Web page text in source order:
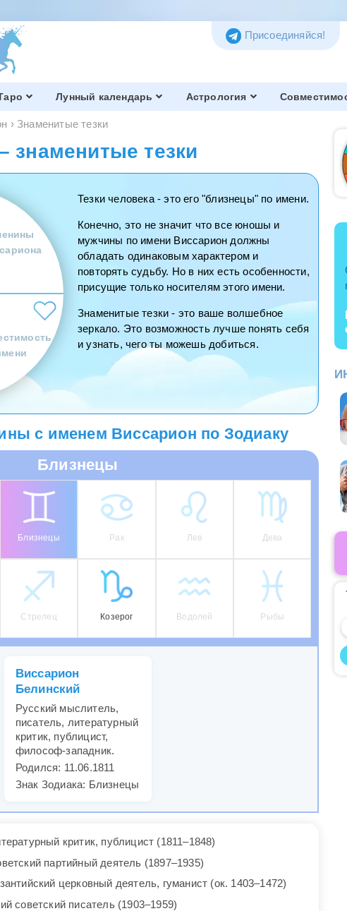
Присоединяйся!
Лунный календарь Астрология
› Знаменитые тезки
знаменитые тезки
Тезки человека - это его "близнецы" по имени.
Конечно, это не значит что все юношы и
мужчины по имени Виссарион должны
обладать одинаковым характером и
повторять судьбу. Но в них есть особенности,
присущие только носителям этого имени.
Знаменитые тезки - это ваше волшебное
зеркало. Это возможность лучше понять себя
и узнать, чего ты можешь добиться.
с именем Виссарион по Зодиаку
Близнецы
Близнецы Рак Лев Дева
Стрелец Козерог Водолей Рыбы
Виссарион
Белинский
Русский мыслитель,
писатель, литературный
критик, публицист,
философ-западник.
Родился: 11.06.1811
Знак Зодиака: Близнецы
критик, публицист (1811–1848)
партийный деятель (1897–1935)
церковный деятель, гуманист (ок. 1403–1472)
советский писатель (1903–1959)